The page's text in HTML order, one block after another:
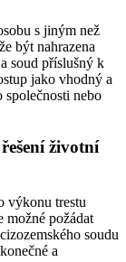
s jiným než
být nahrazena
soud příslušný k
jako vhodný a
společnosti nebo
životní
výkonu trestu
možné požádat
soudu
a